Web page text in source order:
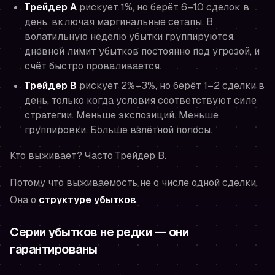
Трейдер Aрискует 1%, но берёт 6–10 сделок в
день, включая маргинальные сетапы. В
волатильную неделю убытки группируются,
дневной лимит убытков постоянно под угрозой, и
счёт быстро проваливается.
Трейдер Bрискует 2%–3%, но берёт 1–2 сделки в
день, только когда условия соответствуют силе
стратегии. Меньше экспозиций. Меньше
группировки. Больше взлётной полосы.
Кто выживает? Часто Трейдер B.
Потому что выживаемость не о числе одной сделки.
Она о структуре убытков.
Серии убытков не редки — они
гарантированы